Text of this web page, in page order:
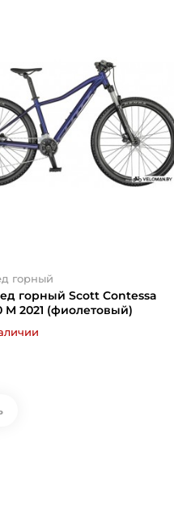
горный
горный Scott Contessa
M 2021 (фиолетовый)